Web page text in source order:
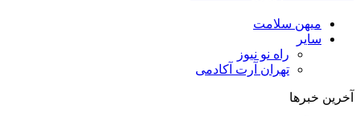
میهن سلامت
سایر
راه نو نیوز
تهران آرت آکادمی
خبرها